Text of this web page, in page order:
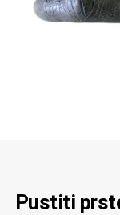
Pustiti